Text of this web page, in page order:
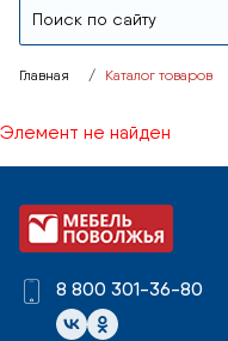
Главная Каталог товаров
Элемент не найден
8 800 301-36-80